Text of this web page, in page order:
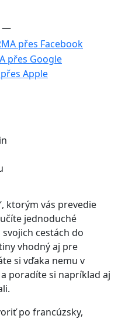
—
přes Facebook
přes Google
Apple
ktorým vás prevedie
jednoduché
cestách do
vhodný aj pre
si vďaka nemu v
poradíte si napríklad aj
po francúzsky,